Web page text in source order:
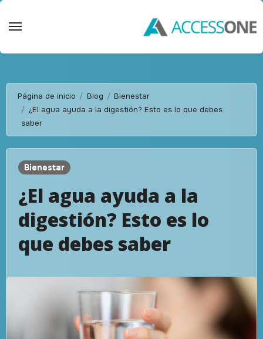
Página de inicio Blog
Bienestar
¿El agua ayuda a la digestión? Esto es lo que debes
saber
Bienestar
¿El agua ayuda a la
digestión? Esto es lo
que debes saber